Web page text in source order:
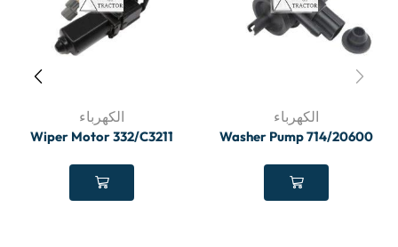
الكهرباء
Washer Pump 714/20600
الكهرباء
Wiper Motor 332/C3211